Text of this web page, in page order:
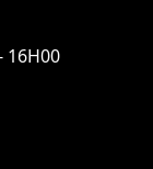
16H00